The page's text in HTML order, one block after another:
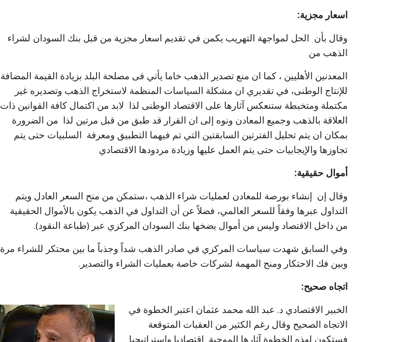
اسعار مجزية:
وقال بأن الحل لمواجهة التهريب يكمن في تقديم اسعار مجزية من قبل بنك السودان لشراء
الذهب من
المعدنين الأهليين ، كما ان منع تصدير الذهب خاما يأتي فى مصلحة البلد بزيادة القيمة المضافة
للإنتاج الوطنى، في تقديري ان مشكلة السياسات المنظمة لاستخراج الذهب وتصديره غير
مكتملة ومتخبطة ستنعكس آثارها على الاقتصاد الوطنى لذا لابد من اكتمال كافة القوانين ذات
العلاقة بالذهب وجميع المعادن ونوه إلى ان القرار قد طبق من قبل مرتين لذا من الضرورة
بمكان ان يتم تحليل الفترتين السابقتين التي تم فيهما التطبيق ومعرفة السلبيات حتى يتم
تجاوزها والإيجابيات حتى يتم العمل عليها وزيادة مردودها الاقتصادي
أموال حقيقية:
وقال إن إنشاء بورصة للمعادن لعمليات شراء الذهب ،ستمكن من منح السعر العادل ويتم
التداول عبرها وفقاً للسعر العالمي، فضلاً عن أن التداول في الذهب يكون بالأموال الحقيقية
من داخل الاقتصاد وليس من أموال يضخها بنك السودان المركزي عبر (طباعة النقود).
وفي السابق شهدت سياسات المركزي في صادر الذهب شداً وجذباً ما بين محتكر للشراء مرة
وبين فك الاحتكار ومنح المهمة لشركات خاصة بعمليات الشراء والتصدير.
اتجاه صحيح:
الخبير الاقتصادي د. عبد الله محمد عثمان اعتبر الخطوة في
الاتجاه الصحيح وقال رغم الكثير من العقبات المتوقعة
فستكون لهذه الخطوة آثارها الموجبة اقتصاديا واستراتيجيا